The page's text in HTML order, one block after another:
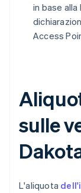
in base
Access
sulle
L'aliquota